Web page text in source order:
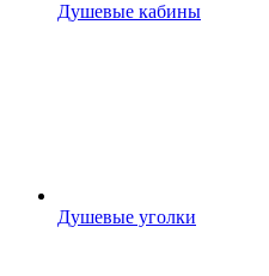
Душевые кабины
Душевые уголки